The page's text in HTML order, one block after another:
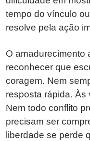
tempo do vínculo
resolve pela ação
O amadurecimento
reconhecer que
coragem. Nem
resposta rápida.
Nem todo conflito
precisam ser
liberdade se perde